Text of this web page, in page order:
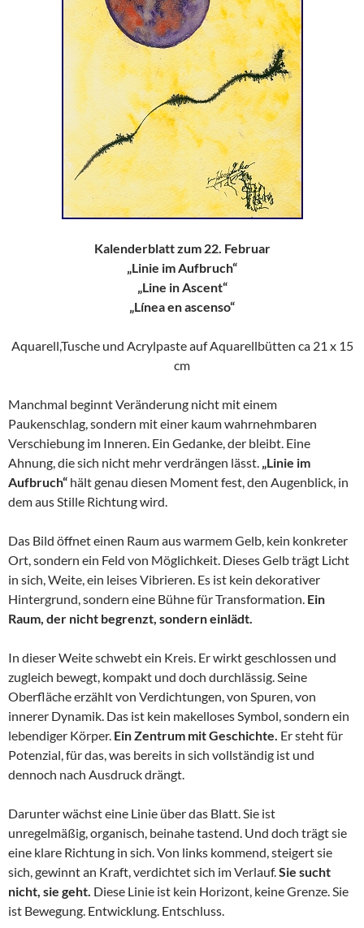
Kalenderblatt zum 22. Februar
„Linie im Aufbruch“
„Line in Ascent“
„Línea en ascenso“
Aquarell,Tusche und Acrylpaste auf Aquarellbütten ca 21 x 15
cm
Manchmal beginnt Veränderung nicht mit einem
Paukenschlag, sondern mit einer kaum wahrnehmbaren
Verschiebung im Inneren. Ein Gedanke, der bleibt. Eine
Ahnung, die sich nicht mehr verdrängen lässt. „Linie im
Aufbruch“ hält genau diesen Moment fest, den Augenblick, in
dem aus Stille Richtung wird.
Das Bild öffnet einen Raum aus warmem Gelb, kein konkreter
Ort, sondern ein Feld von Möglichkeit. Dieses Gelb trägt Licht
in sich, Weite, ein leises Vibrieren. Es ist kein dekorativer
Hintergrund, sondern eine Bühne für Transformation. Ein
Raum, der nicht begrenzt, sondern einlädt.
In dieser Weite schwebt ein Kreis. Er wirkt geschlossen und
zugleich bewegt, kompakt und doch durchlässig. Seine
Oberfläche erzählt von Verdichtungen, von Spuren, von
innerer Dynamik. Das ist kein makelloses Symbol, sondern ein
lebendiger Körper. Ein Zentrum mit Geschichte. Er steht für
Potenzial, für das, was bereits in sich vollständig ist und
dennoch nach Ausdruck drängt.
Darunter wächst eine Linie über das Blatt. Sie ist
unregelmäßig, organisch, beinahe tastend. Und doch trägt sie
eine klare Richtung in sich. Von links kommend, steigert sie
sich, gewinnt an Kraft, verdichtet sich im Verlauf.Sie sucht
nicht, sie geht. Diese Linie ist kein Horizont, keine Grenze. Sie
ist Bewegung. Entwicklung. Entschluss.